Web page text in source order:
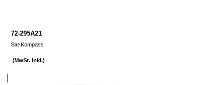
72-295A21
Sat-Kompass
(MwSt. Inkl.)